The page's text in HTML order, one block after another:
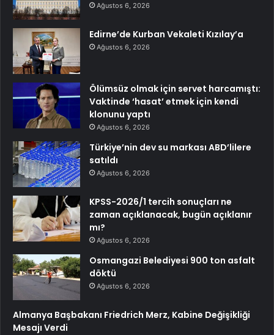
Ağustos 6, 2026
Edirne’de Kurban Vekaleti Kızılay’a
Ağustos 6, 2026
Ölümsüz olmak için servet harcamıştı:
Vaktinde ‘hasat’ etmek için kendi
klonunu yaptı
Ağustos 6, 2026
Türkiye’nin dev su markası ABD’lilere
satıldı
Ağustos 6, 2026
KPSS-2026/1 tercih sonuçları ne
zaman açıklanacak, bugün açıklanır
mı?
Ağustos 6, 2026
Osmangazi Belediyesi 900 ton asfalt
döktü
Ağustos 6, 2026
Almanya Başbakanı Friedrich Merz, Kabine Değişikliği
Mesajı Verdi